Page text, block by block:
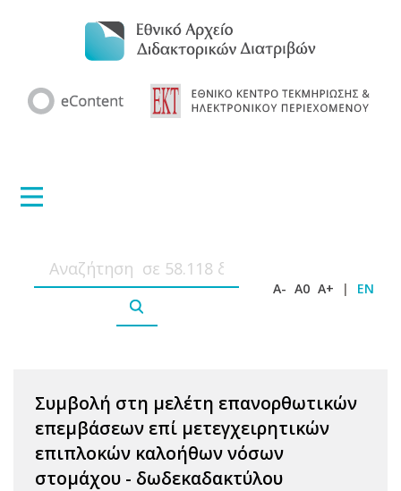
A- A0 A+ | EN
Συμβολή στη μελέτη επανορθωτικών
επεμβάσεων επί μετεγχειρητικών
επιπλοκών καλοήθων νόσων
στομάχου - δωδεκαδακτύλου